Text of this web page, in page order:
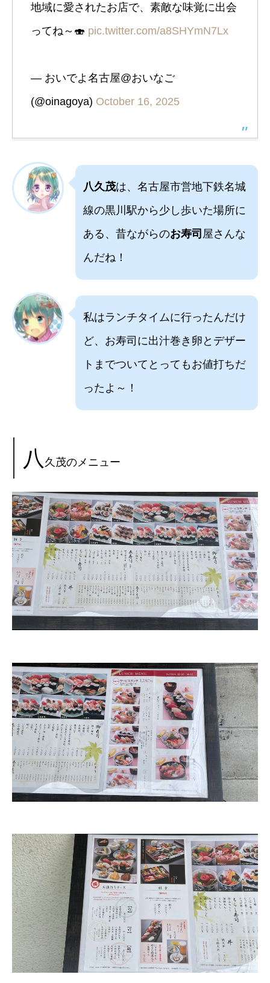
地域に愛されたお店で、素敵な味覚に出会
ってね～🍣 pic.twitter.com/a8SHYmN7Lx
— おいでよ名古屋@おいなご
(@oinagoya) October 16, 2025
八久茂は、名古屋市営地下鉄名城
線の黒川駅から少し歩いた場所に
ある、昔ながらのお寿司 屋さんな
んだね！
私はランチタイムに行ったんだけ
ど、お寿司に出汁巻き卵とデザー
トまでついてとってもお値打ちだ
ったよ～！
八 久茂のメニュー